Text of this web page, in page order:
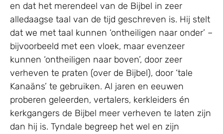
en dat het merendeel van de Bijbel in zeer
alledaagse taal van de tijd geschreven is. Hij stelt
dat we met taal kunnen ‘ontheiligen naar onder’ –
bijvoorbeeld met een vloek, maar evenzeer
kunnen ‘ontheiligen naar boven’, door zeer
verheven te praten (over de Bijbel), door ‘tale
Kanaäns’ te gebruiken. Al jaren en eeuwen
proberen geleerden, vertalers, kerkleiders én
kerkgangers de Bijbel meer verheven te laten zijn
dan hij is. Tyndale begreep het wel en zijn